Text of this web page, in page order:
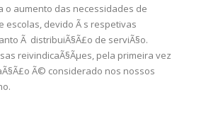
o aumento das necessidades de
escolas, devido Ã s respetivas
Ã distribuiÃ§Ã£o de serviÃ§o.
reivindicaÃ§Ãµes, pela primeira vez
Ã© considerado nos nossos